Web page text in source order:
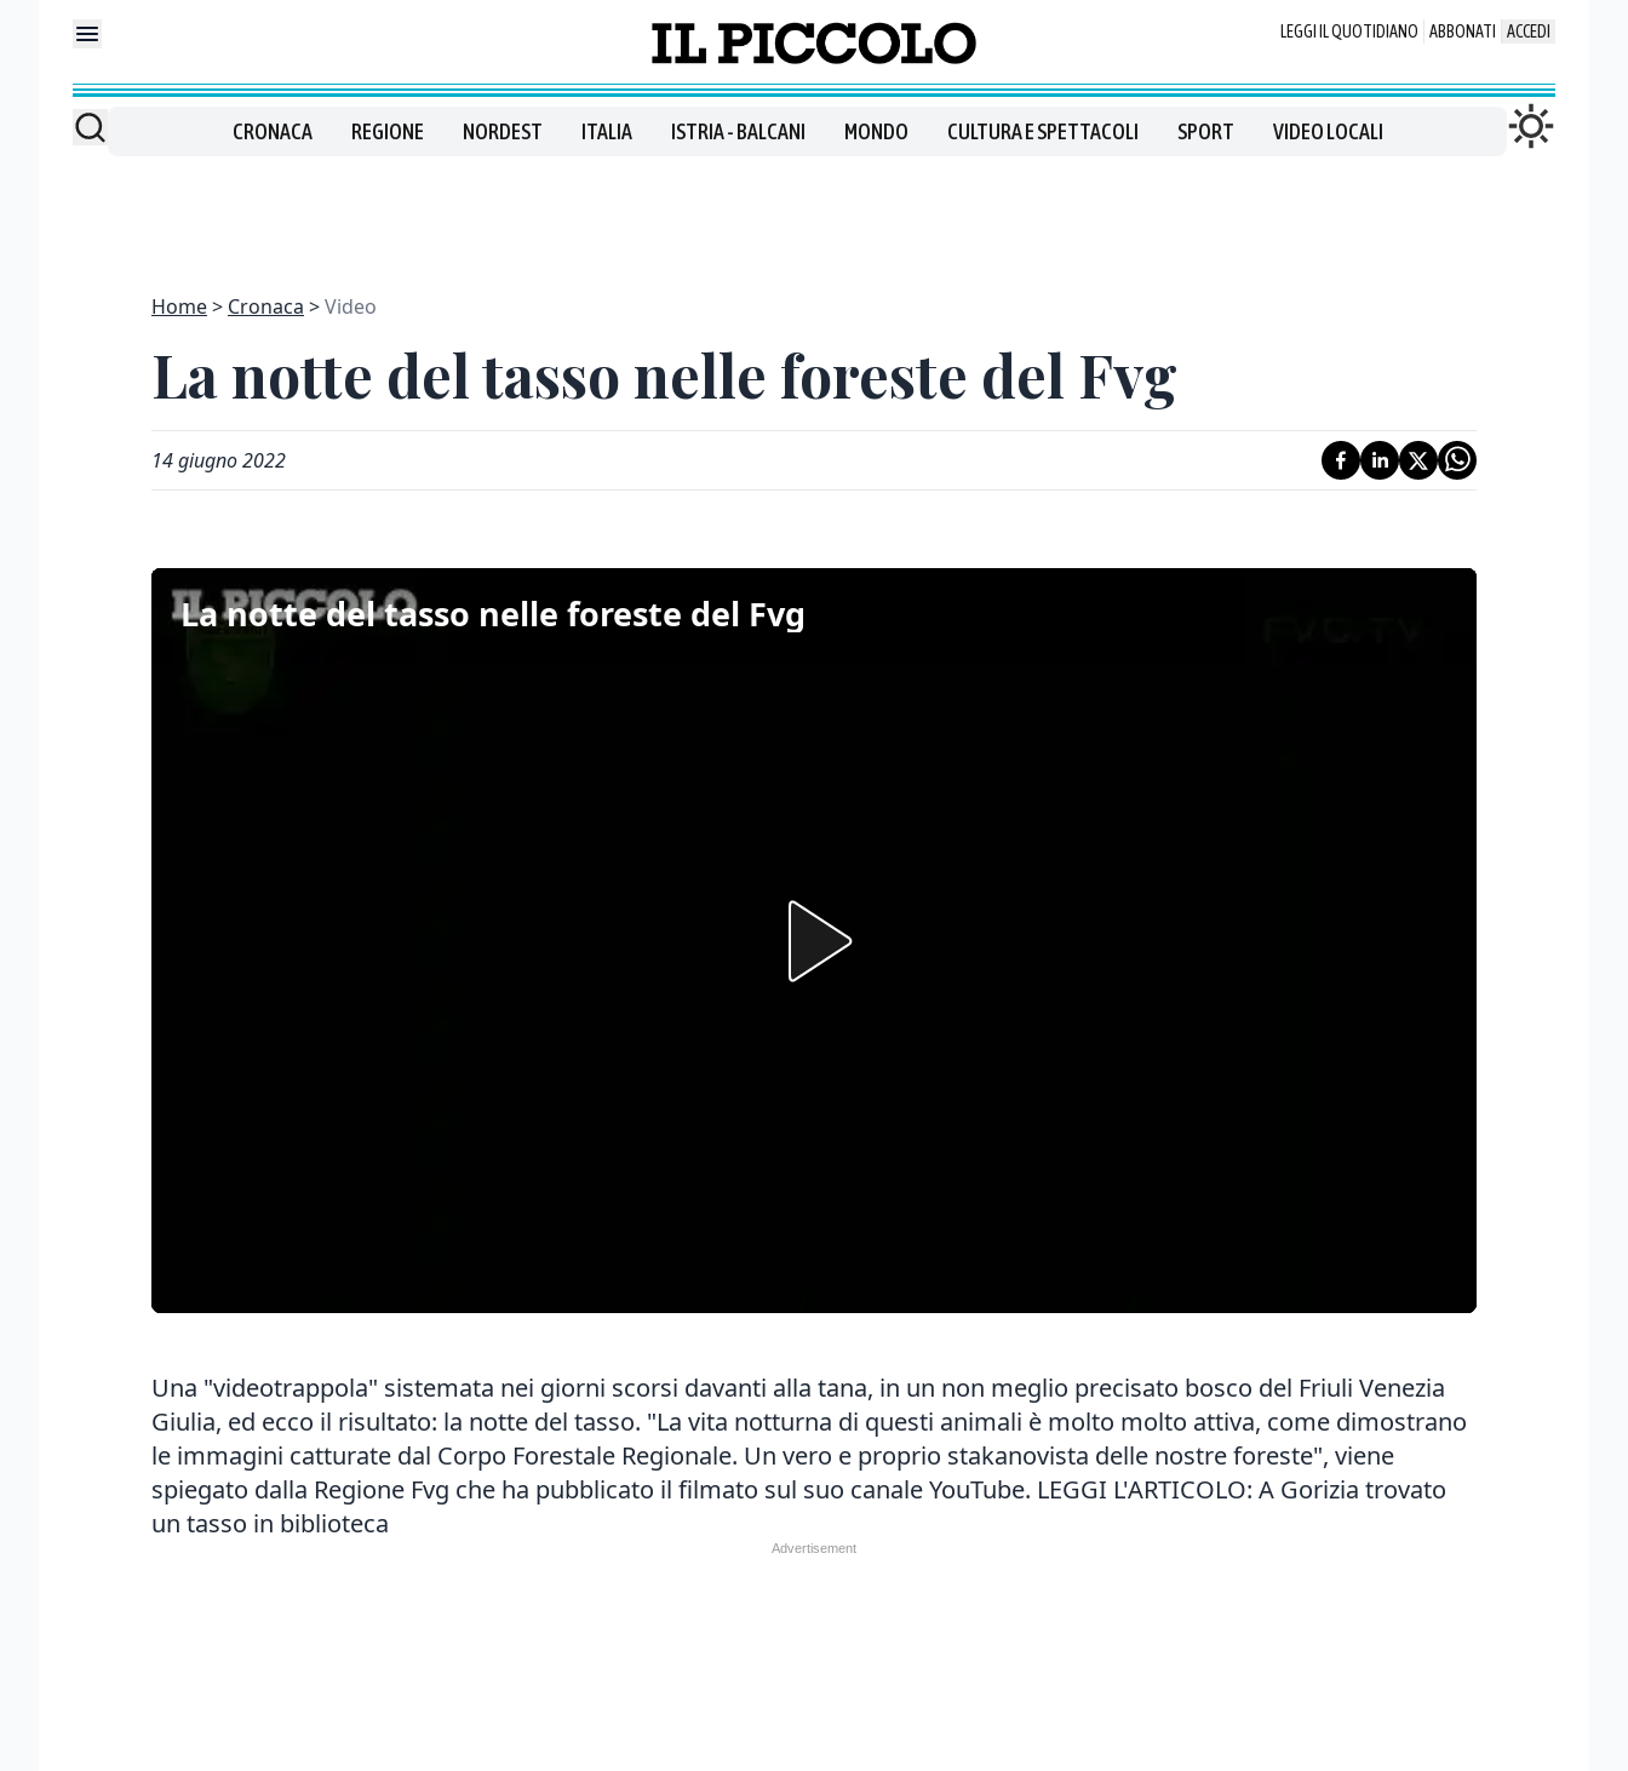
LEGGI IL QUOTIDIANO ABBONATI ACCEDI
CRONACA REGIONE NORDEST ITALIA ISTRIA - BALCANI MONDO CULTURA E SPETTACOLI SPORT VIDEO LOCALI
Home Cronaca Video
La notte del tasso nelle foreste del Fvg
14 giugno 2022
La notte del tasso nelle foreste del Fvg
Una "videotrappola" sistemata nei giorni scorsi davanti alla tana, in un non meglio precisato bosco del Friuli Venezia
Giulia, ed ecco il risultato: la notte del tasso. "La vita notturna di questi animali è molto molto attiva, come dimostrano
le immagini catturate dal Corpo Forestale Regionale. Un vero e proprio stakanovista delle nostre foreste", viene
spiegato dalla Regione Fvg che ha pubblicato il filmato sul suo canale YouTube. LEGGI L'ARTICOLO: A Gorizia trovato
un tasso in biblioteca